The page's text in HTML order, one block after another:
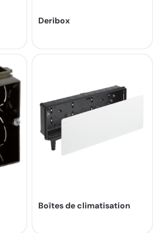
Deribox
Boîtes de climatisation